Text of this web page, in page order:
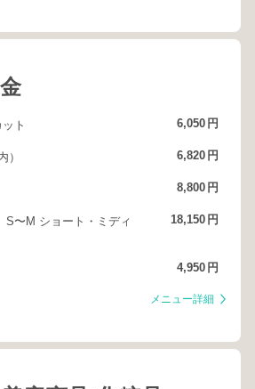
ト 6,050 円
） 6,820 円
8,800 円
〜M ショート・ミディ
18,150 円
4,950 円
メニュー詳細